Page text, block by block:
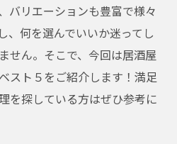
バリエーションも豊富で様々
、何を選んでいいか迷ってし
せん。そこで、今回は居酒屋
スト５をご紹介します！満足
を探している方はぜひ参考に